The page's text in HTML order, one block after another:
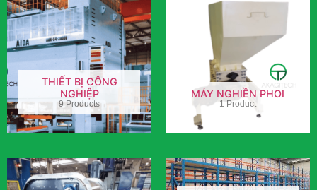
THIẾT BỊ CÔNG
NGHIỆP
9 Products
MÁY NGHIỀN PHOI
1 Product